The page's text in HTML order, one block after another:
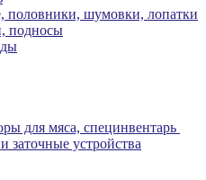
половники, шумовки, лопатки
подносы
для мяса, специнвентарь
заточные устройства